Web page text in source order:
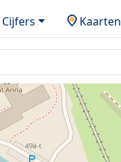
Cijfers Kaarten